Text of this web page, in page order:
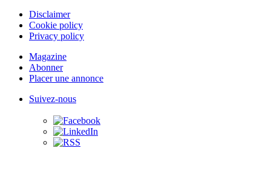
Disclaimer
Cookie policy
Privacy policy
Magazine
Abonner
Placer une annonce
Suivez-nous